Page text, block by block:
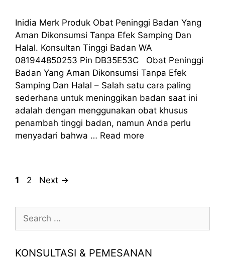
Inidia Merk Produk Obat Peninggi Badan Yang
Aman Dikonsumsi Tanpa Efek Samping Dan
Halal. Konsultan Tinggi Badan WA
081944850253 Pin DB35E53C Obat Peninggi
Badan Yang Aman Dikonsumsi Tanpa Efek
Samping Dan Halal – Salah satu cara paling
sederhana untuk meninggikan badan saat ini
adalah dengan menggunakan obat khusus
penambah tinggi badan, namun Anda perlu
menyadari bahwa … Read more
Page
1 Page
2 Next →
Search
for:
KONSULTASI & PEMESANAN